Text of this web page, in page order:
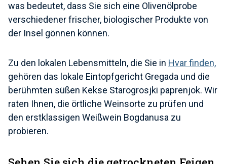
was bedeutet, dass Sie sich eine Olivenölprobe
verschiedener frischer, biologischer Produkte von
der Insel gönnen können.
Zu den lokalen Lebensmitteln, die Sie in Hvar finden,
gehören das lokale Eintopfgericht Gregada und die
berühmten süßen Kekse Starogrosjki paprenjok. Wir
raten Ihnen, die örtliche Weinsorte zu prüfen und
den erstklassigen Weißwein Bogdanusa zu
probieren.